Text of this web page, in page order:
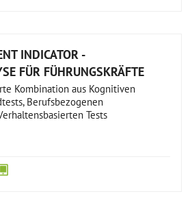
INDICATOR -
FÜR FÜHRUNGSKRÄFTE
Kombination aus Kognitiven
Berufsbezogenen
Tests